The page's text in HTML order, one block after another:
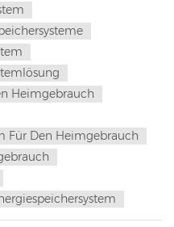
Heimgebrauch
Für Den Heimgebrauch